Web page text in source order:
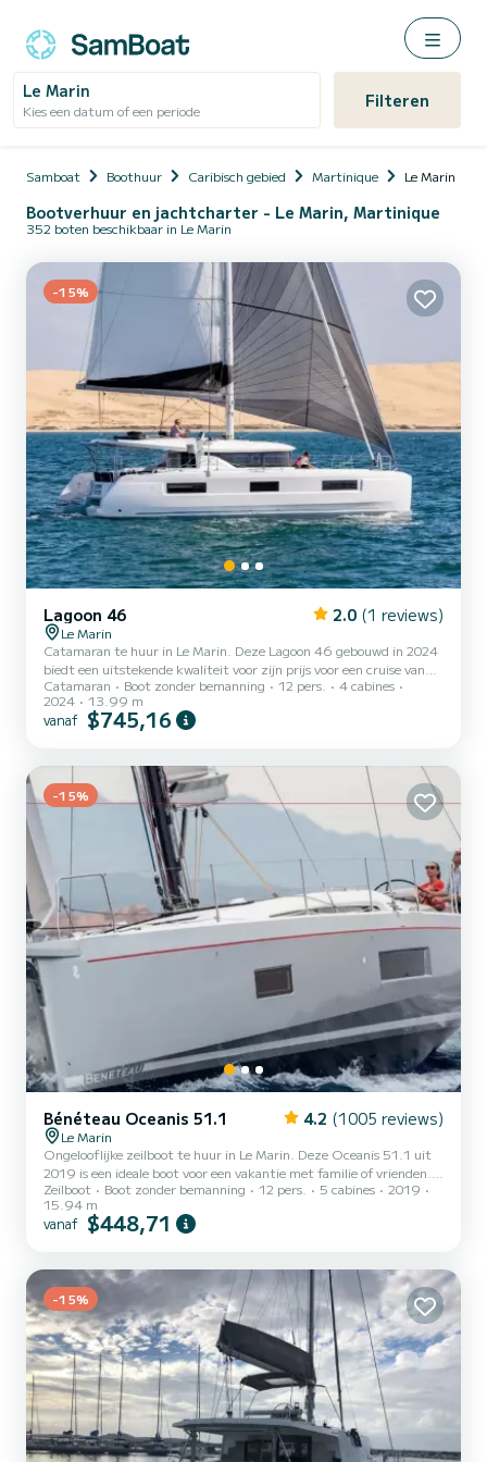
Le Marin
Kies een datum of een periode Filteren
Samboat Boothuur Caribisch gebied Martinique Le Marin
Bootverhuur en jachtcharter - Le Marin, Martinique
352 boten beschikbaar in Le Marin
-15%
Lagoon 46 2.0 (1 reviews)
Le Marin
Catamaran te huur in Le Marin. Deze Lagoon 46 gebouwd in 2024
biedt een uitstekende kwaliteit voor zijn prijs voor een cruise van
een paar dagen of zelfs een paar weken. De boot heeft 4 hutten
met totaal comfort en een capaciteit van 12 passagiers. Met een
totale lengte van 14 meter en 114 pk, zal het uw beste vriend zijn
douche. Deze boot is uitgerust met een Volled...
Catamaran Boot zonder bemanning 12 pers.
4 cabines
2024
13.99 m
vanaf $745,16
-15%
Bénéteau Oceanis 51.1 4.2 (1005 reviews)
Le Marin
Ongelooflijke zeilboot te huur in Le Marin. Deze Oceanis 51.1 uit
2019 is een ideale boot voor een vakantie met familie of vrienden.
De zeilboot is 16 meter lang met 110 pk. De 5 hutten bieden
plaats aan 13 passagiers tijdens het cruisen. Voor uw comfort heeft
KLIMT 3 toiletten met een douche Het heeft de volgende
chartervoorwaarden, kunt u een bericht sturen via he...
Zeilboot Boot zonder bemanning 12 pers. 5 cabines
2019
15.94 m
vanaf $448,71
-15%